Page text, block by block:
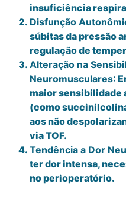
insuficiência
Disfunção
súbitas da pressão
regulação de
Alteração na
Neuromusculares:
maior sensibilidade
(como
aos não
via TOF.
Tendência a Dor
ter dor intensa,
no perioperatório.